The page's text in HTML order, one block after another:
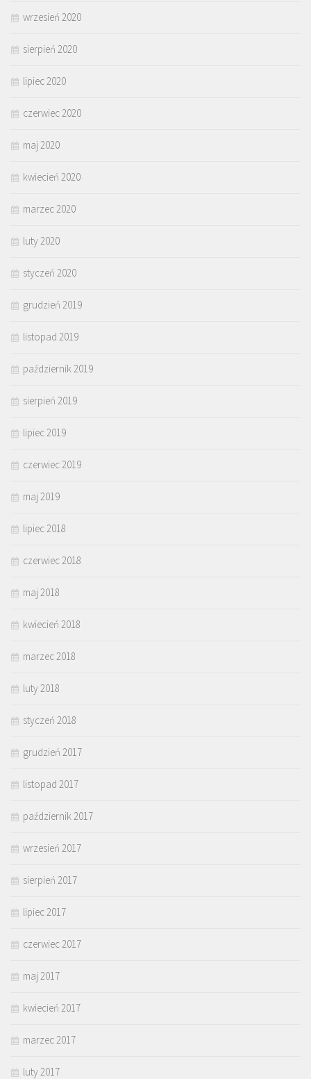
wrzesień 2020
sierpień 2020
lipiec 2020
czerwiec 2020
maj 2020
kwiecień 2020
marzec 2020
luty 2020
styczeń 2020
grudzień 2019
listopad 2019
październik 2019
sierpień 2019
lipiec 2019
czerwiec 2019
maj 2019
lipiec 2018
czerwiec 2018
maj 2018
kwiecień 2018
marzec 2018
luty 2018
styczeń 2018
grudzień 2017
listopad 2017
październik 2017
wrzesień 2017
sierpień 2017
lipiec 2017
czerwiec 2017
maj 2017
kwiecień 2017
marzec 2017
luty 2017